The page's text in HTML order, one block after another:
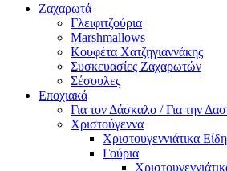
Ζαχαρωτά
Γλειφιτζούρια
Marshmallows
Κουφέτα Χατζηγιαννάκης
Συσκευασίες Ζαχαρωτών
Σέσουλες
Εποχιακά
Για τον Δάσκαλο / Για την
Χριστούγεννα
Χριστουγεννιάτικα
Γούρια